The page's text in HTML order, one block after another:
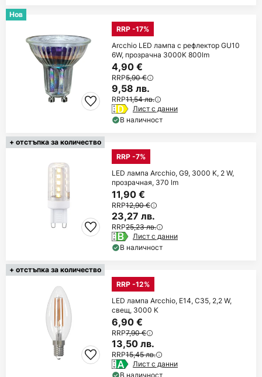
Нов
RRP -17%
Arcchio LED лампа с рефлектор GU10
6W, прозрачна 3000K 800lm
4,90 €
RRP5,90 €
9,58 лв.
RRP11,54 лв.
Лист с данни
В наличност
+ отстъпка за количество
RRP -7%
LED лампа Arcchio, G9, 3000 K, 2 W,
прозрачная, 370 lm
11,90 €
RRP12,90 €
23,27 лв.
RRP25,23 лв.
Лист с данни
В наличност
+ отстъпка за количество
RRP -12%
LED лампа Arcchio, E14, C35, 2,2 W,
свещ, 3000 K
6,90 €
RRP7,90 €
13,50 лв.
RRP15,45 лв.
Лист с данни